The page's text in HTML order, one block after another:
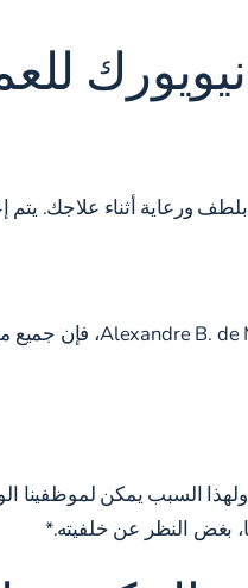
بلطف ورعاية أثناء
السبب يمكن لموظفينا
بغض النظر عن خلفيته.*